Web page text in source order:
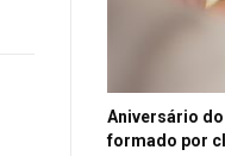
Aniversário
formado por